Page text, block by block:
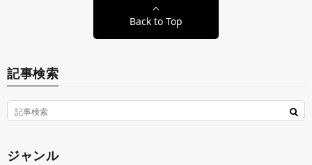
Back to Top
記事検索
ジャンル